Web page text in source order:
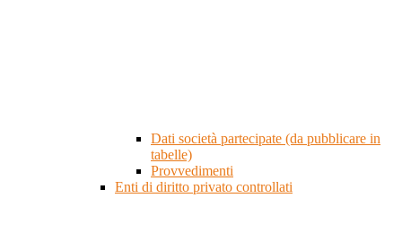
Dati società partecipate (da pubblicare in
tabelle)
Provvedimenti
Enti di diritto privato controllati